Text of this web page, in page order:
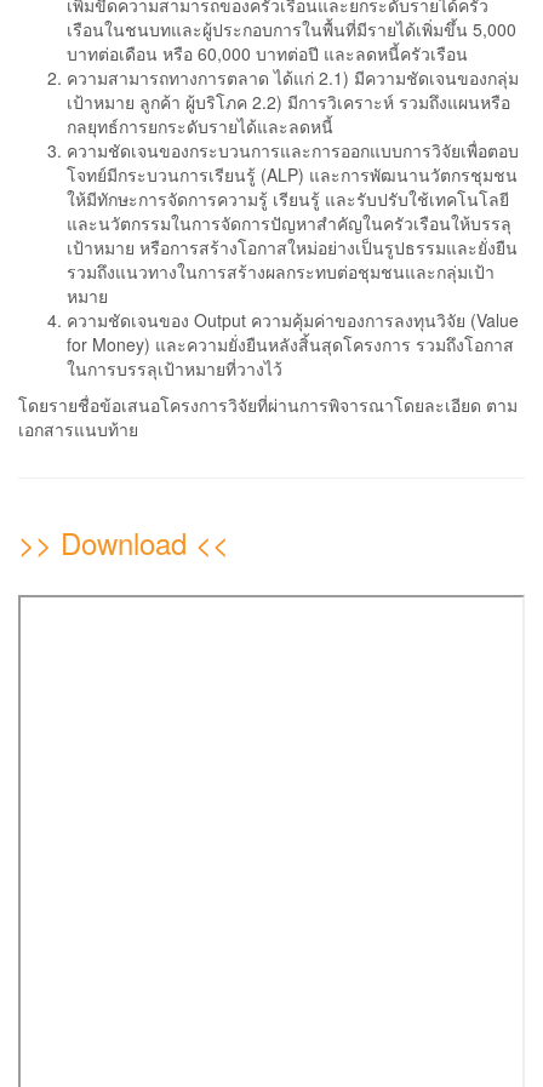
เพิ่มขีดความสามารถของครัวเรือนและยกระดับรายได้ครัว
เรือนในชนบทและผู้ประกอบการในพื้นที่มีรายได้เพิ่มขึ้น 5,000
บาทต่อเดือน หรือ 60,000 บาทต่อปี และลดหนี้ครัวเรือน
ความสามารถทางการตลาด ได้แก่ 2.1) มีความชัดเจนของกลุ่ม
เป้าหมาย ลูกค้า ผู้บริโภค 2.2) มีการวิเคราะห์ รวมถึงแผนหรือ
กลยุทธ์การยกระดับรายได้และลดหนี้
ความชัดเจนของกระบวนการและการออกแบบการวิจัยเพื่อตอบ
โจทย์มีกระบวนการเรียนรู้ (ALP) และการพัฒนานวัตกรชุมชน
ให้มีทักษะการจัดการความรู้ เรียนรู้ และรับปรับใช้เทคโนโลยี
และนวัตกรรมในการจัดการปัญหาสำคัญในครัวเรือนให้บรรลุ
เป้าหมาย หรือการสร้างโอกาสใหม่อย่างเป็นรูปธรรมและยั่งยืน
รวมถึงแนวทางในการสร้างผลกระทบต่อชุมชนและกลุ่มเป้า
หมาย
ความชัดเจนของ Output ความคุ้มค่าของการลงทุนวิจัย (Value
for Money) และความยั่งยืนหลังสิ้นสุดโครงการ รวมถึงโอกาส
ในการบรรลุเป้าหมายที่วางไว้
โดยรายชื่อข้อเสนอโครงการวิจัยที่ผ่านการพิจารณาโดยละเอียด ตาม
เอกสารแนบท้าย
>> Download <<